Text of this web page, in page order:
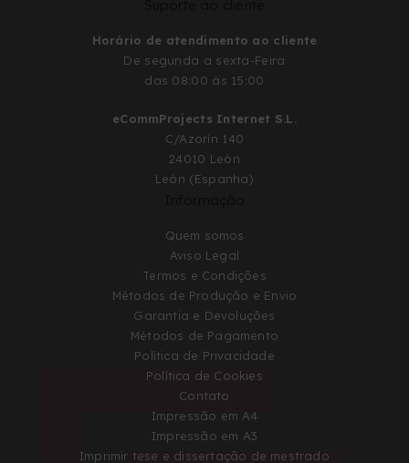
Horário de atendimento ao cliente
De segunda a sexta-Feira
das 08:00 às 15:00
eCommProjects Internet S.L.
C/Azorín 140
24010 León
León (Espanha)
Quem somos
Aviso Legal
Termos e Condições
Métodos de Produção e Envio
Garantia e Devoluções
Métodos de Pagamento
Política de Privacidade
Política de Cookies
Contato
Impressão em A4
Impressão em A3
Imprimir tese e dissertação de mestrado